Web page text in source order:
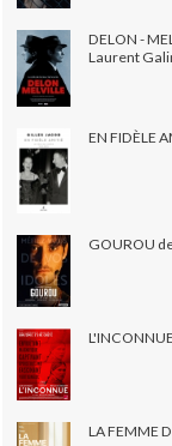
DELON -
Laurent
EN FIDÈLE
GOUROU
LA FEMME